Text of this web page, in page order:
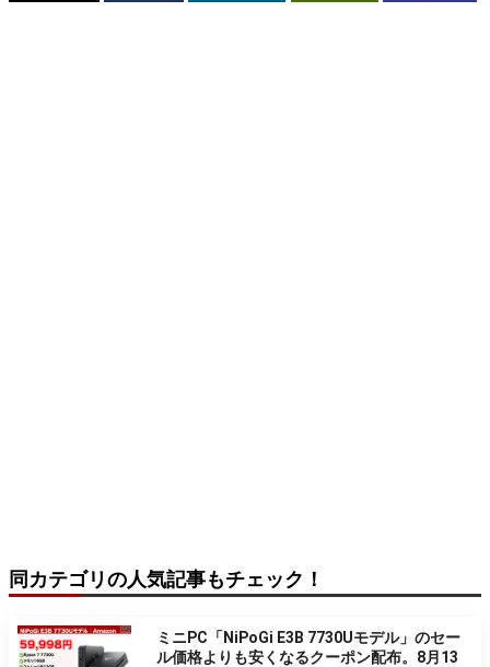
同カテゴリの人気記事もチェック！
ミニPC「NiPoGi E3B 7730Uモデル」のセー
ル価格よりも安くなるクーポン配布。8月13